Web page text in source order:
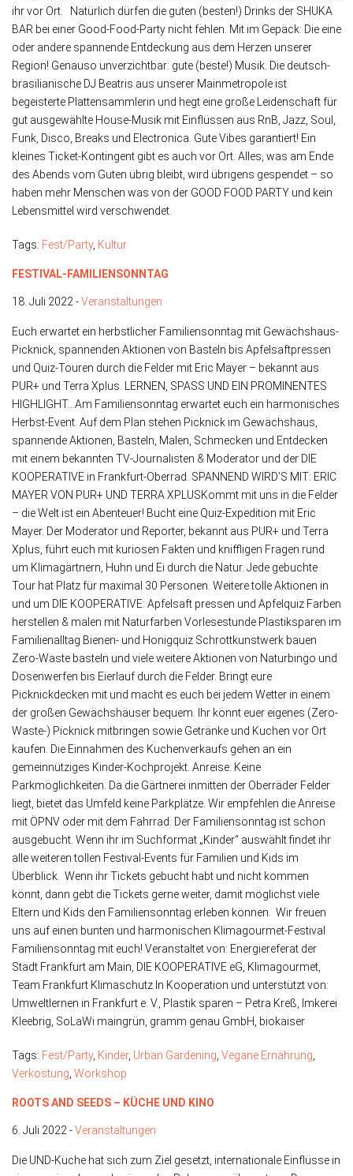
ihr vor Ort. Natürlich dürfen die guten (besten!) Drinks der SHUKA
BAR bei einer Good-Food-Party nicht fehlen. Mit im Gepäck: Die eine
oder andere spannende Entdeckung aus dem Herzen unserer
Region! Genauso unverzichtbar: gute (beste!) Musik. Die deutsch-
brasilianische DJ Beatris aus unserer Mainmetropole ist
begeisterte Plattensammlerin und hegt eine große Leidenschaft für
gut ausgewählte House-Musik mit Einflüssen aus RnB, Jazz, Soul,
Funk, Disco, Breaks und Electronica. Gute Vibes garantiert! Ein
kleines Ticket-Kontingent gibt es auch vor Ort. Alles, was am Ende
des Abends vom Guten übrig bleibt, wird übrigens gespendet – so
haben mehr Menschen was von der GOOD FOOD PARTY und kein
Lebensmittel wird verschwendet.
Tags: Fest/Party, Kultur
FESTIVAL-FAMILIENSONNTAG
18. Juli 2022 -Veranstaltungen
Euch erwartet ein herbstlicher Familiensonntag mit Gewächshaus-
Picknick, spannenden Aktionen von Basteln bis Apfelsaftpressen
und Quiz-Touren durch die Felder mit Eric Mayer – bekannt aus
PUR+ und Terra Xplus. LERNEN, SPASS UND EIN PROMINENTES
HIGHLIGHT…Am Familiensonntag erwartet euch ein harmonisches
Herbst-Event. Auf dem Plan stehen Picknick im Gewächshaus,
spannende Aktionen, Basteln, Malen, Schmecken und Entdecken
mit einem bekannten TV-Journalisten & Moderator und der DIE
KOOPERATIVE in Frankfurt-Oberrad. SPANNEND WIRD’S MIT: ERIC
MAYER VON PUR+ UND TERRA XPLUSKommt mit uns in die Felder
– die Welt ist ein Abenteuer! Bucht eine Quiz-Expedition mit Eric
Mayer. Der Moderator und Reporter, bekannt aus PUR+ und Terra
Xplus, führt euch mit kuriosen Fakten und kniffligen Fragen rund
um Klimagärtnern, Huhn und Ei durch die Natur. Jede gebuchte
Tour hat Platz für maximal 30 Personen. Weitere tolle Aktionen in
und um DIE KOOPERATIVE: Apfelsaft pressen und Apfelquiz Farben
herstellen & malen mit Naturfarben Vorlesestunde Plastiksparen im
Familienalltag Bienen- und Honigquiz Schrottkunstwerk bauen
Zero-Waste basteln und viele weitere Aktionen von Naturbingo und
Dosenwerfen bis Eierlauf durch die Felder. Bringt eure
Picknickdecken mit und macht es euch bei jedem Wetter in einem
der großen Gewächshäuser bequem. Ihr könnt euer eigenes (Zero-
Waste-) Picknick mitbringen sowie Getränke und Kuchen vor Ort
kaufen. Die Einnahmen des Kuchenverkaufs gehen an ein
gemeinnütziges Kinder-Kochprojekt. Anreise: Keine
Parkmöglichkeiten. Da die Gärtnerei inmitten der Oberräder Felder
liegt, bietet das Umfeld keine Parkplätze. Wir empfehlen die Anreise
mit ÖPNV oder mit dem Fahrrad. Der Familiensonntag ist schon
ausgebucht. Wenn ihr im Suchformat „Kinder“ auswählt findet ihr
alle weiteren tollen Festival-Events für Familien und Kids im
Überblick. Wenn ihr Tickets gebucht habt und nicht kommen
könnt, dann gebt die Tickets gerne weiter, damit möglichst viele
Eltern und Kids den Familiensonntag erleben können. Wir freuen
uns auf einen bunten und harmonischen Klimagourmet-Festival
Familiensonntag mit euch! Veranstaltet von: Energiereferat der
Stadt Frankfurt am Main, DIE KOOPERATIVE eG, Klimagourmet,
Team Frankfurt Klimaschutz In Kooperation und unterstützt von:
Umweltlernen in Frankfurt e. V., Plastik sparen – Petra Kreß, Imkerei
Kleebrig, SoLaWi maingrün, gramm genau GmbH, biokaiser
Tags: Fest/Party, Kinder, Urban Gardening Vegane Ernährung
Verkostung Workshop
ROOTS AND SEEDS – KÜCHE UND KINO
6. Juli 2022 -Veranstaltungen
Die UND-Küche hat sich zum Ziel gesetzt, internationale Einflüsse in